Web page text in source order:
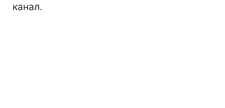
канал.